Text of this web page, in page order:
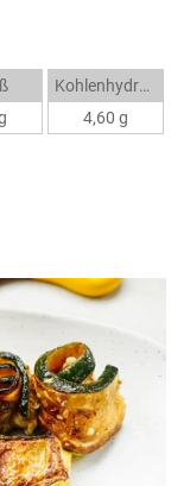
Kohlenhydrate
4,60 g